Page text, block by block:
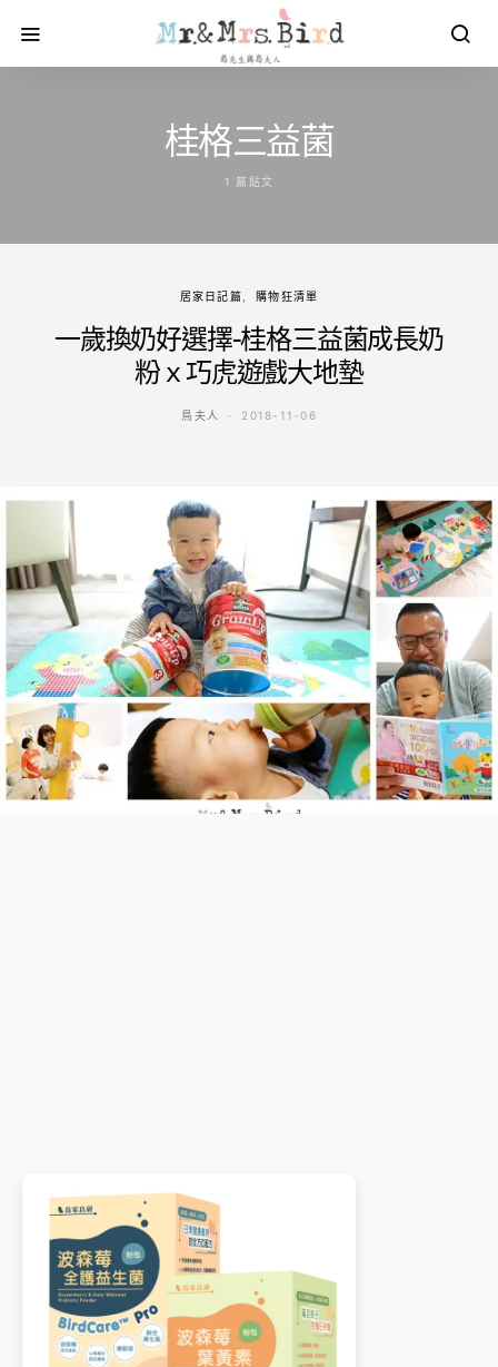
桂格三益菌
1 篇貼文
居家日記篇 購物狂清單
一歲換奶好選擇-桂格三益菌成長奶
粉ｘ巧虎遊戲大地墊
鳥夫人 2018-11-06